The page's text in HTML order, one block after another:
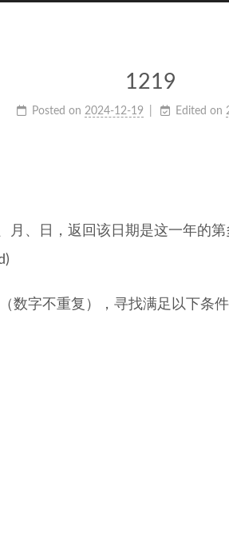
1219
Posted on 2024-12-19 Edited on
月、日，返回该日期是这一年的
数字不重复），寻找满足以下条